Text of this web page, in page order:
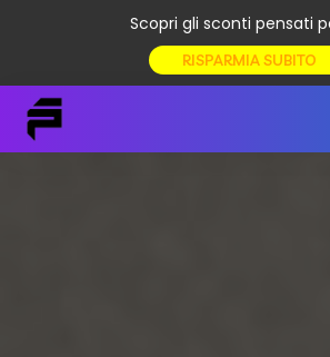
Scopri gli sconti pensati
RISPARMIA SUBITO